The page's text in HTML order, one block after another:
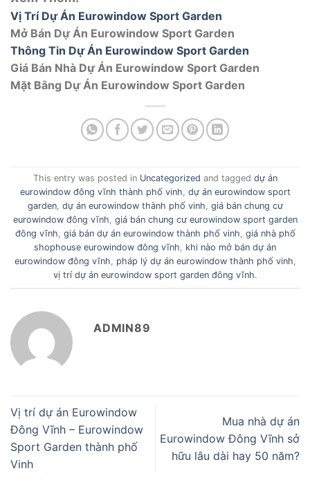
Vị Trí Dự Án Eurowindow Sport Garden
Mở Bán Dự Án Eurowindow Sport Garden
Thông Tin Dự Án Eurowindow Sport Garden
Giá Bán Nhà Dự Án Eurowindow Sport Garden
Mặt Bằng Dự Án Eurowindow Sport Garden
This entry was posted in Uncategorized and tagged dự án
eurowindow đông vĩnh thành phố vinh, dự án eurowindow sport
garden, dự án eurowindow thành phố vinh, giá bán chung cư
eurowindow đông vĩnh, giá bán chung cư eurowindow sport garden
đông vĩnh, giá bán dự án eurowindow thành phố vinh, giá nhà phố
shophouse eurowindow đông vĩnh, khi nào mở bán dự án
eurowindow đông vĩnh, pháp lý dự án eurowindow thành phố vinh,
vị trí dự án eurowindow sport garden đông vĩnh.
ADMIN89
Vị trí dự án Eurowindow
Đông Vĩnh – Eurowindow
Sport Garden thành phố
Vinh
Mua nhà dự án
Eurowindow Đông Vĩnh sở
hữu lâu dài hay 50 năm?